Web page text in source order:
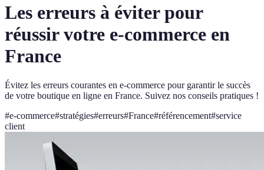
Les erreurs à éviter pour
réussir votre e-commerce en
France
Évitez les erreurs courantes en e-commerce pour garantir le succès
de votre boutique en ligne en France. Suivez nos conseils pratiques !
#e-commerce#stratégies#erreurs#France#référencement#service
client